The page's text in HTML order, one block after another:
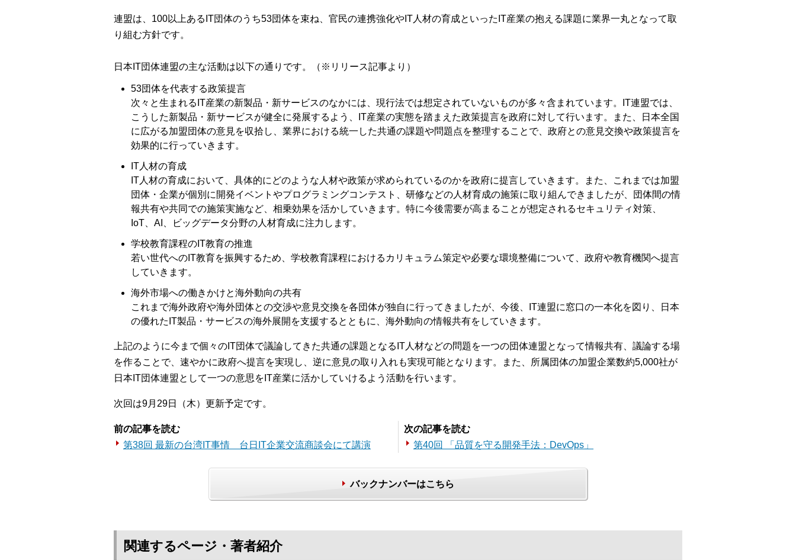
連盟は、100以上あるIT団体のうち53団体を束ね、官民の連携強化やIT人材の育成といったIT産業の抱える課題に業界一丸となって取
り組む方針です。
日本IT団体連盟の主な活動は以下の通りです。（※リリース記事より）
53団体を代表する政策提言
次々と生まれるIT産業の新製品・新サービスのなかには、現行法では想定されていないものが多々含まれています。IT連盟では、
こうした新製品・新サービスが健全に発展するよう、IT産業の実態を踏まえた政策提言を政府に対して行います。また、日本全国
に広がる加盟団体の意見を収拾し、業界における統一した共通の課題や問題点を整理することで、政府との意見交換や政策提言を
効果的に行っていきます。
IT人材の育成
IT人材の育成において、具体的にどのような人材や政策が求められているのかを政府に提言していきます。また、これまでは加盟
団体・企業が個別に開発イベントやプログラミングコンテスト、研修などの人材育成の施策に取り組んできましたが、団体間の情
報共有や共同での施策実施など、相乗効果を活かしていきます。特に今後需要が高まることが想定されるセキュリティ対策、
IoT、AI、ビッグデータ分野の人材育成に注力します。
学校教育課程のIT教育の推進
若い世代へのIT教育を振興するため、学校教育課程におけるカリキュラム策定や必要な環境整備について、政府や教育機関へ提言
していきます。
海外市場への働きかけと海外動向の共有
これまで海外政府や海外団体との交渉や意見交換を各団体が独自に行ってきましたが、今後、IT連盟に窓口の一本化を図り、日本
の優れたIT製品・サービスの海外展開を支援するとともに、海外動向の情報共有をしていきます。
上記のように今まで個々のIT団体で議論してきた共通の課題となるIT人材などの問題を一つの団体連盟となって情報共有、議論する場
を作ることで、速やかに政府へ提言を実現し、逆に意見の取り入れも実現可能となります。また、所属団体の加盟企業数約5,000社が
日本IT団体連盟として一つの意思をIT産業に活かしていけるよう活動を行います。
次回は9月29日（木）更新予定です。
前の記事を読む
第38回 最新の台湾IT事情 台日IT企業交流商談会にて講演
次の記事を読む
第40回 「品質を守る開発手法：DevOps」
バックナンバーはこちら
関連するページ・著者紹介